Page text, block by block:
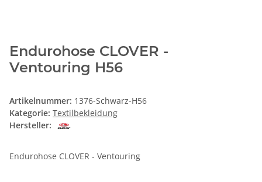
Endurohose CLOVER -
Ventouring H56
Artikelnummer: 1376-Schwarz-H56
Kategorie: Textilbekleidung
Hersteller:
Endurohose CLOVER - Ventouring